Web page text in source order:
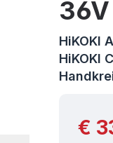
HiKOKI
HiKOKI
€